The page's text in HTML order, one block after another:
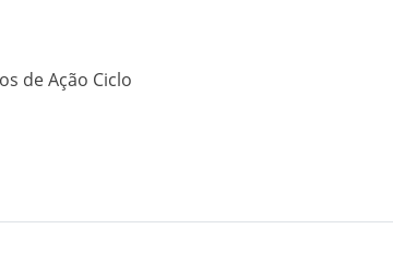
de Ação Ciclo